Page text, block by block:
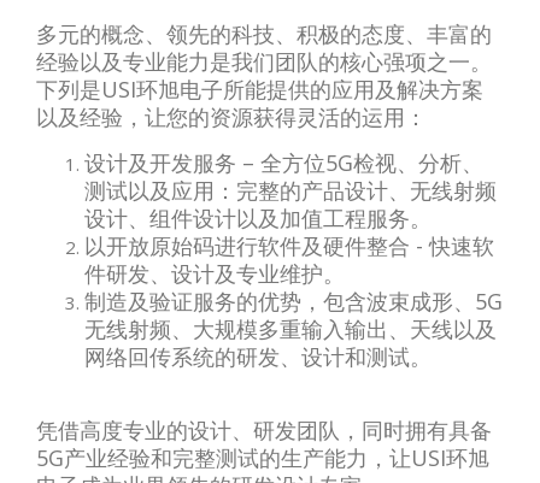
多元的概念、领先的科技、积极的态度、丰富的
经验以及专业能力是我们团队的核心强项之一。
下列是USI环旭电子所能提供的应用及解决方案
以及经验，让您的资源获得灵活的运用：
设计及开发服务 – 全方位5G检视、分析、
测试以及应用：完整的产品设计、无线射频
设计、组件设计以及加值工程服务。
以开放原始码进行软件及硬件整合 - 快速软
件研发、设计及专业维护。
制造及验证服务的优势，包含波束成形、5G
无线射频、大规模多重输入输出、天线以及
网络回传系统的研发、设计和测试。
凭借高度专业的设计、研发团队，同时拥有具备
5G产业经验和完整测试的生产能力，让USI环旭